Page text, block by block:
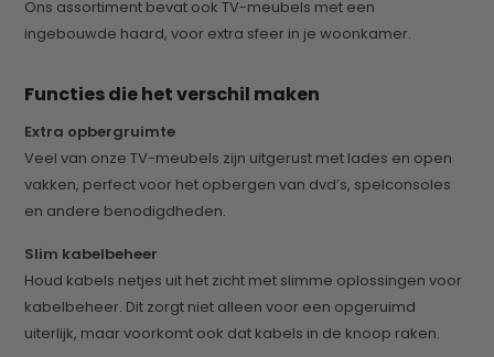
Ons assortiment bevat ook TV-meubels met een
ingebouwde haard, voor extra sfeer in je woonkamer.
Functies die het verschil maken
Extra opbergruimte
Veel van onze TV-meubels zijn uitgerust met lades en open
vakken, perfect voor het opbergen van dvd’s, spelconsoles
en andere benodigdheden.
Slim kabelbeheer
Houd kabels netjes uit het zicht met slimme oplossingen voor
kabelbeheer. Dit zorgt niet alleen voor een opgeruimd
uiterlijk, maar voorkomt ook dat kabels in de knoop raken.